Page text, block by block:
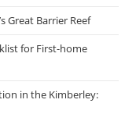
Great Barrier Reef
for First-home
in the Kimberley: